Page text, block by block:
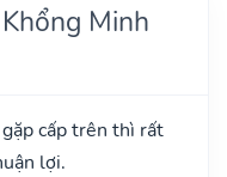
Minh
cấp trên thì rất
lợi.